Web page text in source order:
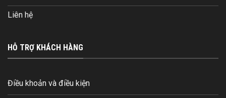
Liên hệ
HỖ TRỢ KHÁCH HÀNG
Điều khoản và điều kiện